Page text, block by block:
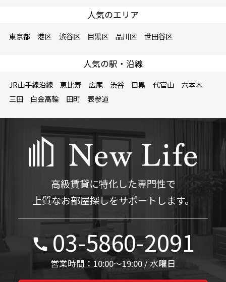
人気のエリア
東京都 港区 渋谷区 目黒区 品川区 世田谷区
人気の駅・沿線
JR山手線沿線 恵比寿 広尾 渋谷 目黒 代官山
六本木
三田
白金高輪 田町 表参道
高級賃貸に特化した専門性で
上質なお部屋探しをサポートします。
03-5860-2091
営業時間：10:00～19:00 / 水曜日